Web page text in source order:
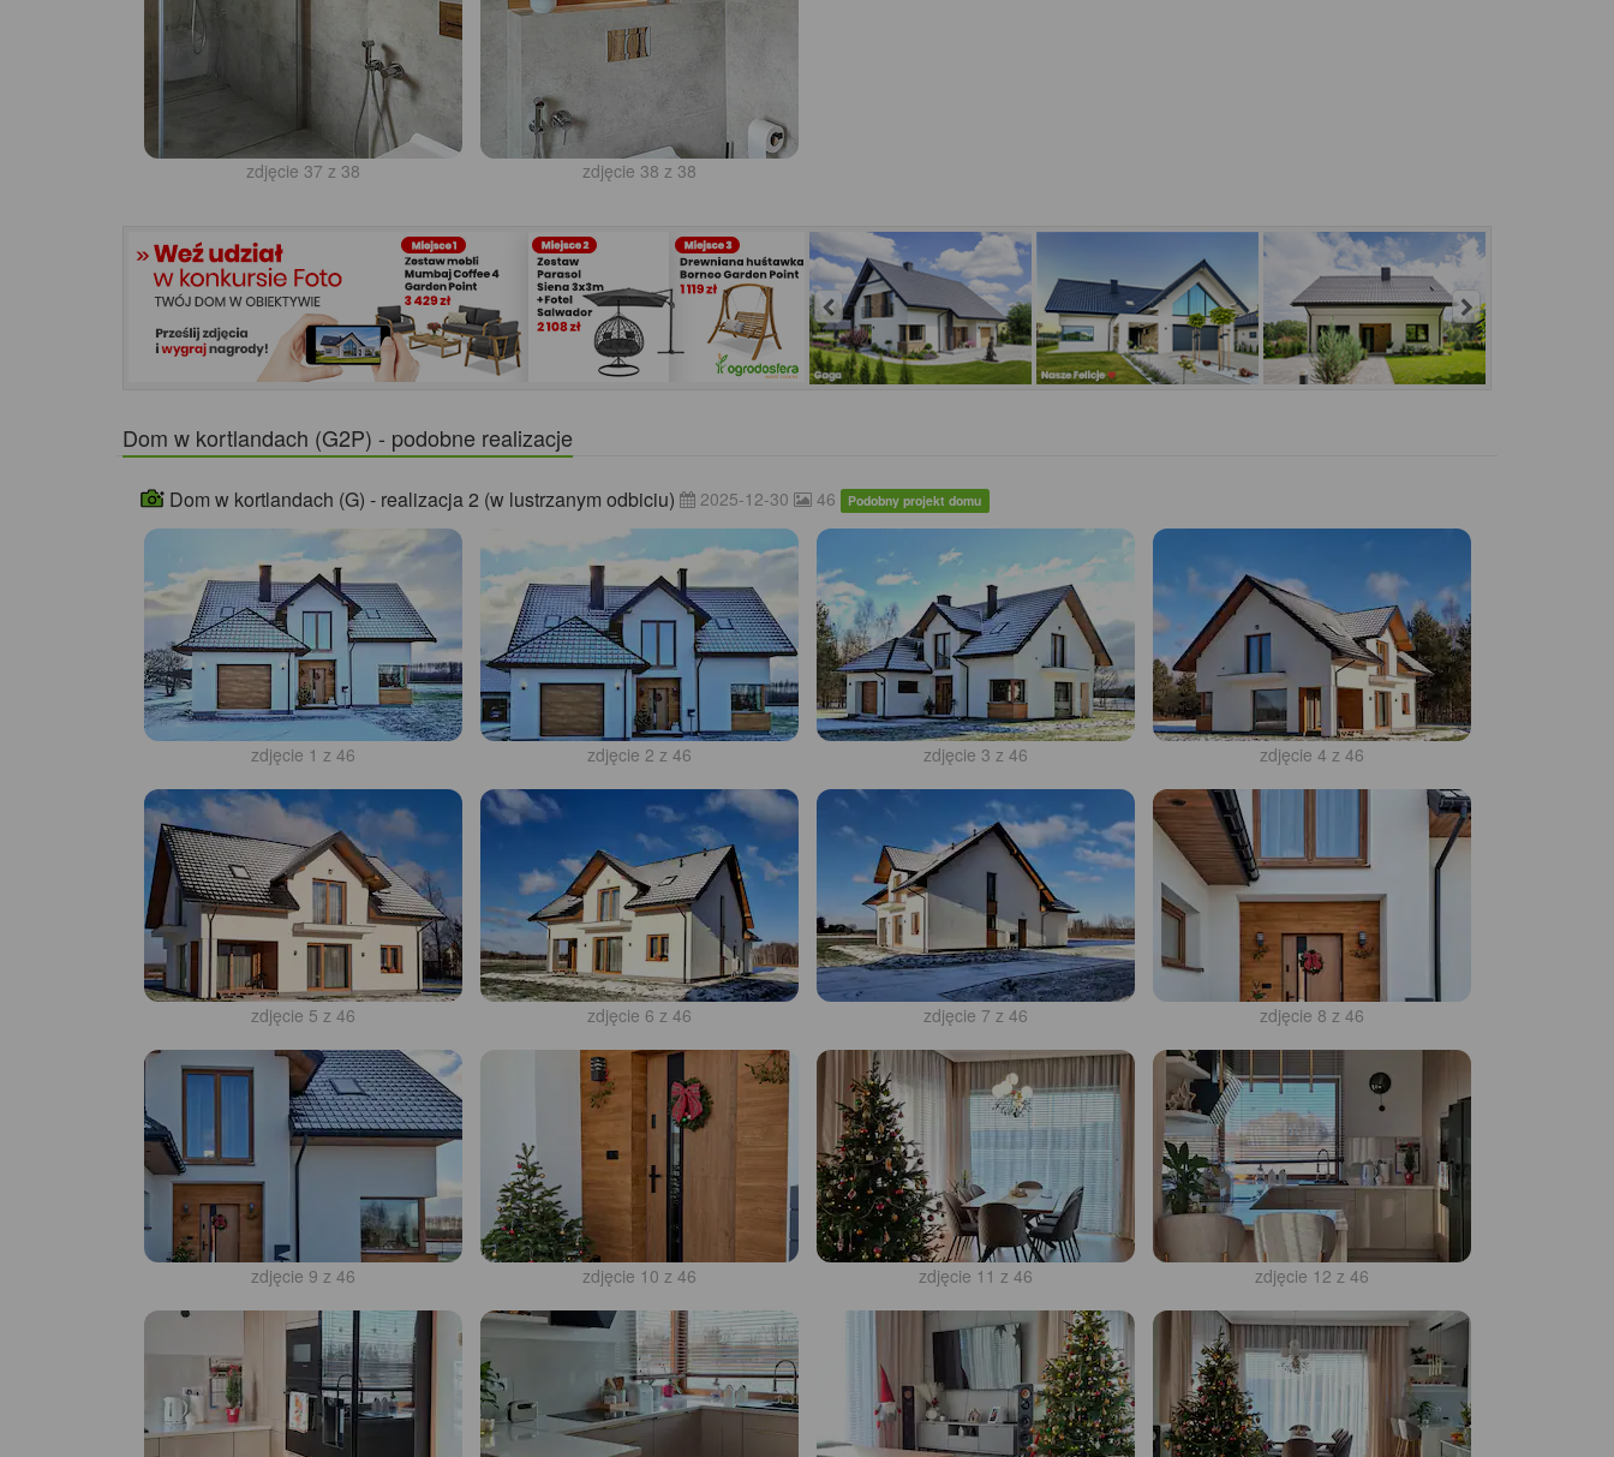
zdjęcie 37 z 38 zdjęcie 38 z 38
Dom w kortlandach (G2P) - podobne realizacje
Dom w kortlandach (G) - realizacja 2 (w lustrzanym odbiciu) 2025-12-30 46 Podobny projekt domu
zdjęcie 1 z 46 zdjęcie 2 z 46 zdjęcie 3 z 46 zdjęcie 4 z 46
zdjęcie 5 z 46 zdjęcie 6 z 46 zdjęcie 7 z 46 zdjęcie 8 z 46
zdjęcie 9 z 46 zdjęcie 10 z 46 zdjęcie 11 z 46 zdjęcie 12 z 46